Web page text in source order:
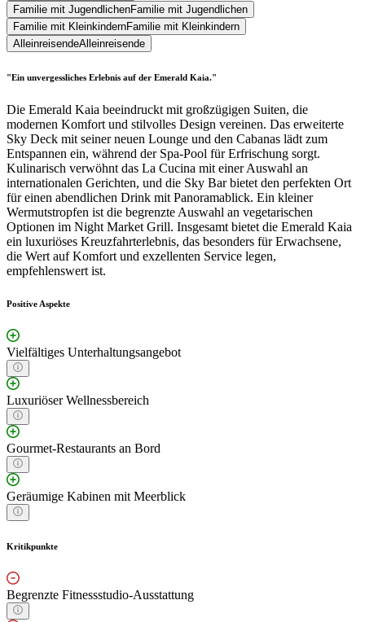
Familie mit JugendlichenFamilie mit Jugendlichen
Familie mit KleinkindernFamilie mit Kleinkindern
AlleinreisendeAlleinreisende
"Ein unvergessliches Erlebnis auf der Emerald Kaia."
Die Emerald Kaia beeindruckt mit großzügigen Suiten, die
modernen Komfort und stilvolles Design vereinen. Das erweiterte
Sky Deck mit seiner neuen Lounge und den Cabanas lädt zum
Entspannen ein, während der Spa-Pool für Erfrischung sorgt.
Kulinarisch verwöhnt das La Cucina mit einer Auswahl an
internationalen Gerichten, und die Sky Bar bietet den perfekten Ort
für einen abendlichen Drink mit Panoramablick. Ein kleiner
Wermutstropfen ist die begrenzte Auswahl an vegetarischen
Optionen im Night Market Grill. Insgesamt bietet die Emerald Kaia
ein luxuriöses Kreuzfahrterlebnis, das besonders für Erwachsene,
die Wert auf Komfort und exzellenten Service legen,
empfehlenswert ist.
Positive Aspekte
Vielfältiges Unterhaltungsangebot
Luxuriöser Wellnessbereich
Gourmet-Restaurants an Bord
Geräumige Kabinen mit Meerblick
Kritikpunkte
Begrenzte Fitnessstudio-Ausstattung